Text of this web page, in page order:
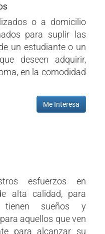
o a domicilio
para suplir las
un estudiante o un
deseen adquirir,
en la comodidad
Me Interesa
esfuerzos en
alta calidad, para
sueños y
aquellos que ven
para alcanzar su